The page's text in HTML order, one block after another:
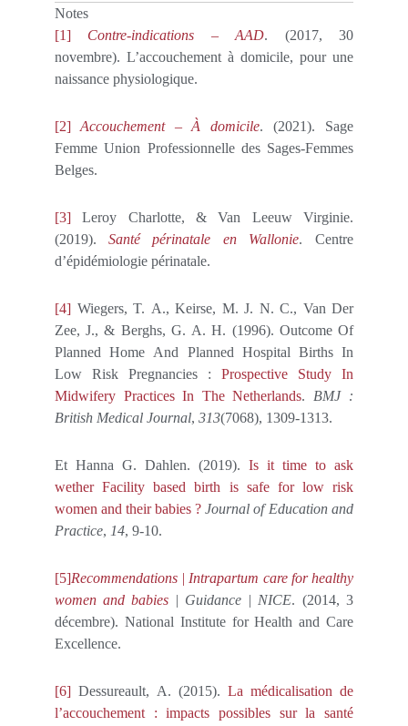
Notes
[1]
Contre-indications – AAD. (2017, 30
novembre). L’accouchement à domicile, pour une
naissance physiologique.
[2] Accouchement – À domicile. (2021). Sage
Femme Union Professionnelle des Sages-Femmes
Belges.
[3] Leroy Charlotte, & Van Leeuw Virginie.
(2019). Santé périnatale en Wallonie. Centre
d’épidémiologie périnatale.
[4] Wiegers, T. A., Keirse, M. J. N. C., Van Der
Zee, J., & Berghs, G. A. H. (1996). Outcome Of
Planned Home And Planned Hospital Births In
Low Risk Pregnancies : Prospective Study In
Midwifery Practices In The Netherlands. BMJ :
British Medical Journal, 313(7068), 1309‑1313.
Et Hanna G. Dahlen. (2019). Is it time to ask
wether Facility based birth is safe for low risk
women and their babies ? Journal of Education and
Practice, 14, 9‑10.
[5]Recommendations | Intrapartum care for healthy
women and babies | Guidance | NICE. (2014, 3
décembre). National Institute for Health and Care
Excellence.
[6] Dessureault, A. (2015). La médicalisation de
l’accouchement : impacts possibles sur la santé